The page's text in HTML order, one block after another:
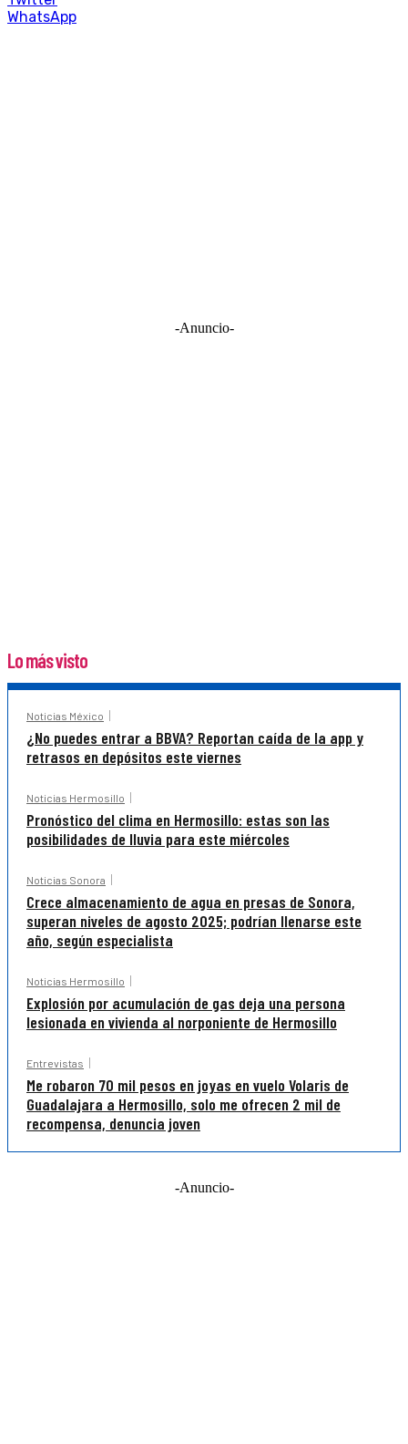
WhatsApp
-Anuncio-
Lo más visto
Noticias México
¿No puedes entrar a BBVA? Reportan caída de la app y
retrasos en depósitos este viernes
Noticias Hermosillo
Pronóstico del clima en Hermosillo: estas son las
posibilidades de lluvia para este miércoles
Noticias Sonora
Crece almacenamiento de agua en presas de Sonora,
superan niveles de agosto 2025; podrían llenarse este
año, según especialista
Noticias Hermosillo
Explosión por acumulación de gas deja una persona
lesionada en vivienda al norponiente de Hermosillo
Entrevistas
Me robaron 70 mil pesos en joyas en vuelo Volaris de
Guadalajara a Hermosillo, solo me ofrecen 2 mil de
recompensa, denuncia joven
-Anuncio-